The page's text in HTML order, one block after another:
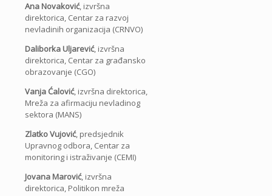
Ana Novaković, izvršna
direktorica, Centar za razvoj
nevladinih organizacija (CRNVO)
Daliborka Uljarević, izvršna
direktorica, Centar za građansko
obrazovanje (CGO)
Vanja Ćalović, izvršna direktorica,
Mreža za afirmaciju nevladinog
sektora (MANS)
Zlatko Vujović, predsjednik
Upravnog odbora, Centar za
monitoring i istraživanje (CEMI)
Jovana Marović, izvršna
direktorica, Politikon mreža